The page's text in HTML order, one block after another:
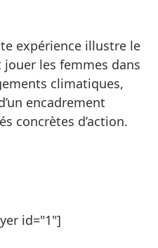
expérience illustre le
les femmes dans
climatiques,
encadrement
concrètes d’action.
id="1"]